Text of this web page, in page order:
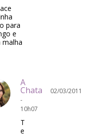
para
e
malha
A
Chata
02/03/2011
-
10h07
T
e